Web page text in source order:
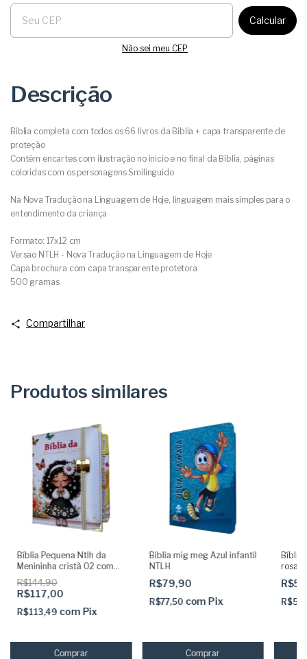
Entregas para o CEP:
Calcular
Não sei meu CEP
Descrição
Biblia completa com todos os 66 livros da Biblia + capa transparente de
proteção
Contém encartes com ilustração no inicio e no final da Bíblia, páginas
coloridas com os personagens Smilinguido
Na Nova Tradução na Linguagem de Hoje, linguagem mais simples para o
entendimento da criança
Formato: 17x12 cm
Versao NTLH - Nova Tradução na Linguagem de Hoje
Capa brochura com capa transparente protetora
500 gramas
Compartilhar
Produtos similares
Bíblia Pequena Ntlh da
Menininha cristã 02 com
Abas coladas Capa dura
acolchoada + elástico
dourado
R$144,90
R$117,00
R$113,49 com Pix
Biblia mig meg Azul infantil
NTLH
R$79,90
R$77,50 com Pix
Bíblia
rosa
indice